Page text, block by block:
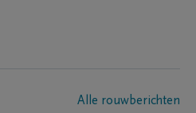
Alle rouwberichten